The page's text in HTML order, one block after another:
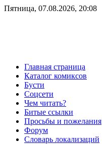
Пятница, 07.08.2026, 20:08
Главная страница
Каталог комиксов
Бусти
Соцсети
Чем читать?
Битые ссылки
Просьбы и пожелания
Форум
Словарь локализаций